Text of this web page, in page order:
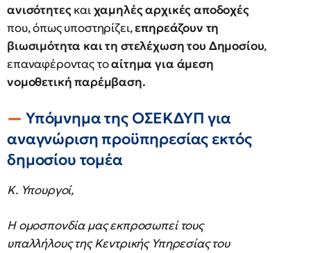
ανισότητεςκαιχαμηλές αρχικές αποδοχές
που, όπως υποστηρίζει,επηρεάζουν τη
βιωσιμότητα και τη στελέχωση του Δημοσίου,
επαναφέροντας τοαίτημα για άμεση
νομοθετική παρέμβαση.
Υπόμνημα της ΟΣΕΚΔΥΠ για
αναγνώριση προϋπηρεσίας εκτός
δημοσίου τομέα
Κ. Υπουργοί,
Η ομοσπονδία μας εκπροσωπεί τους
υπαλλήλους της Κεντρικής Υπηρεσίας του